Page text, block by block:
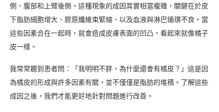
側、腹部和上臂後側。這種現象的成因其實相當複雜，關鍵在於皮
下脂肪細胞增大、膠原纖維束緊縮、以及血液與淋巴循環不良。當
這些因素合在一起時，就會造成皮膚表面的凹凸，看起來就像橘子
皮一樣。
我常常聽到患者問：「我明明不胖，為什麼還會有橘皮？」這是因
為橘皮的形成與許多因素有關，並不僅僅是脂肪的堆積。了解這些
成因之後，我們才能更好地針對問題進行改善。